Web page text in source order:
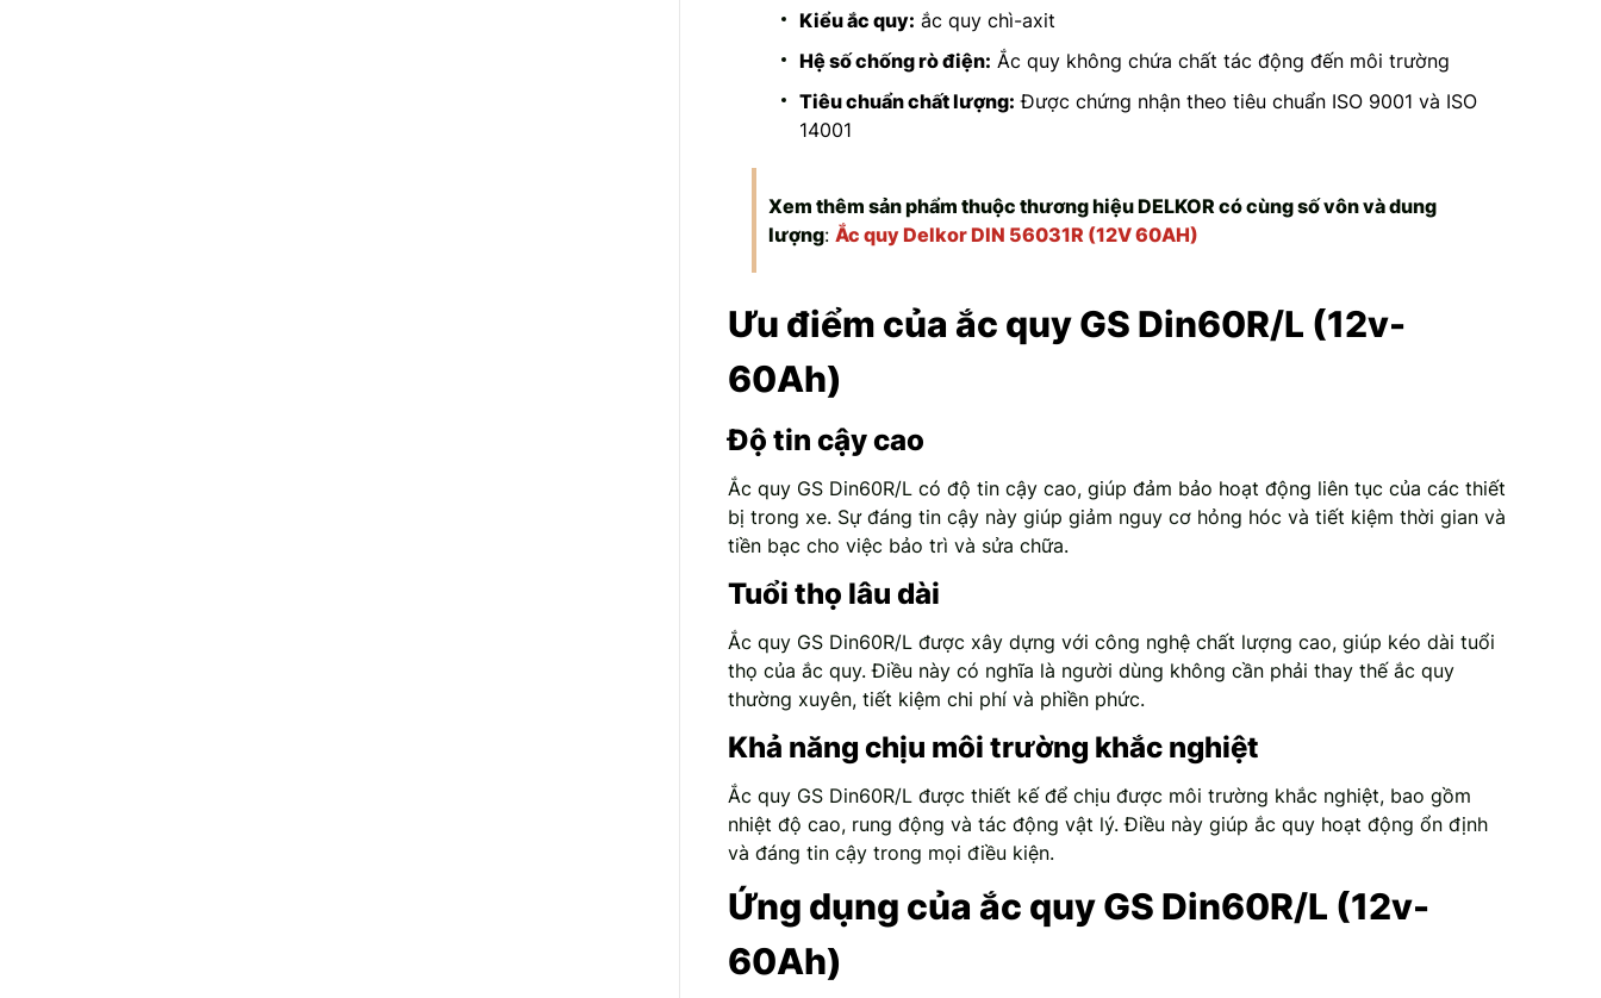
Kiểu ắc quy: ắc quy chì-axit
Hệ số chống rò điện: Ắc quy không chứa chất tác động đến môi trường
Tiêu chuẩn chất lượng: Được chứng nhận theo tiêu chuẩn ISO 9001 và ISO
14001
Xem thêm sản phẩm thuộc thương hiệu DELKOR có cùng số vôn và dung
lượng:Ắc quy Delkor DIN 56031R (12V 60AH)
Ưu điểm của ắc quy GS Din60R/L (12v-
60Ah)
Độ tin cậy cao
Ắc quy GS Din60R/L có độ tin cậy cao, giúp đảm bảo hoạt động liên tục của các thiết
bị trong xe. Sự đáng tin cậy này giúp giảm nguy cơ hỏng hóc và tiết kiệm thời gian và
tiền bạc cho việc bảo trì và sửa chữa.
Tuổi thọ lâu dài
Ắc quy GS Din60R/L được xây dựng với công nghệ chất lượng cao, giúp kéo dài tuổi
thọ của ắc quy. Điều này có nghĩa là người dùng không cần phải thay thế ắc quy
thường xuyên, tiết kiệm chi phí và phiền phức.
Khả năng chịu môi trường khắc nghiệt
Ắc quy GS Din60R/L được thiết kế để chịu được môi trường khắc nghiệt, bao gồm
nhiệt độ cao, rung động và tác động vật lý. Điều này giúp ắc quy hoạt động ổn định
và đáng tin cậy trong mọi điều kiện.
Ứng dụng của ắc quy GS Din60R/L (12v-
60Ah)